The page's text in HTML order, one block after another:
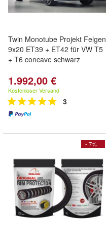
Twin Monotube Projekt Felgen
9x20 ET39 + ET42 für VW T5
+ T6 concave schwarz
1.992,00 €
Kostenloser Versand
3
- 7%